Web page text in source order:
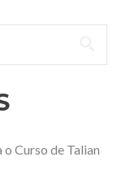
Curso de Talian